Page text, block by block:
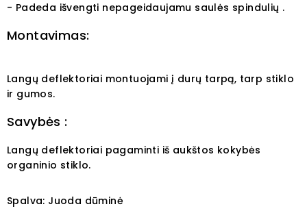
- Padeda išvengti nepageidaujamu saulės spindulių .
Montavimas:
Langų deflektoriai montuojami į durų tarpą, tarp stiklo
ir gumos.
Savybės :
Langų deflektoriai pagaminti iš aukštos kokybės
organinio stiklo.
Spalva: Juoda dūminė